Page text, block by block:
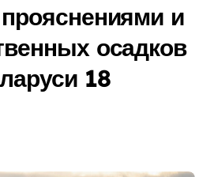
и
осадков
18